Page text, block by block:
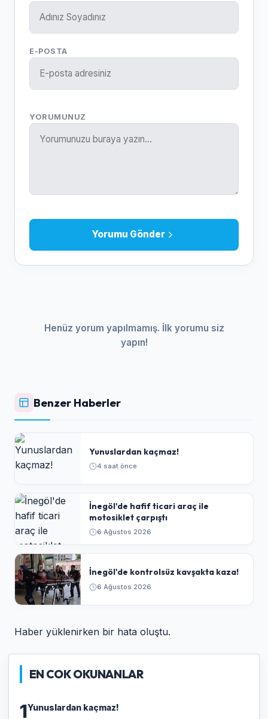
E-POSTA
YORUMUNUZ
Yorumu Gönder
Henüz yorum yapılmamış. İlk yorumu siz
yapın!
Benzer Haberler
Yunuslardan kaçmaz!
4 saat önce
İnegöl'de hafif ticari araç ile
motosiklet çarpıştı
6 Ağustos 2026
İnegöl'de kontrolsüz kavşakta kaza!
6 Ağustos 2026
Haber yüklenirken bir hata oluştu.
EN COK OKUNANLAR
1Yunuslardan kaçmaz!